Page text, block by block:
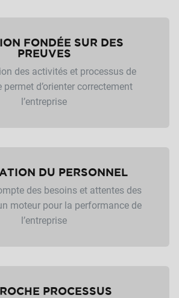
FONDÉE SUR DES
PREUVES
des activités et processus de
permet d’orienter correctement
l’entreprise
DU PERSONNEL
des besoins et attentes des
moteur pour la performance de
l’entreprise
PROCESSUS